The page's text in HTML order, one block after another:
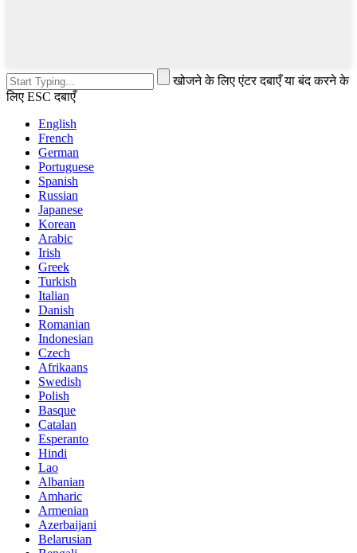
खोजने के लिए एंटर दबाएँ या बंद करने के
लिए ESC दबाएँ
English
French
German
Portuguese
Spanish
Russian
Japanese
Korean
Arabic
Irish
Greek
Turkish
Italian
Danish
Romanian
Indonesian
Czech
Afrikaans
Swedish
Polish
Basque
Catalan
Esperanto
Hindi
Lao
Albanian
Amharic
Armenian
Azerbaijani
Belarusian